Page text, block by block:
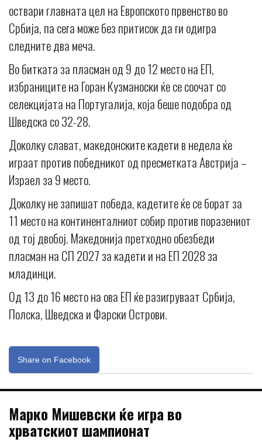
оствари главната цел на Европското првенство во
Србија, па сега може без притисок да ги одигра
следните два меча.
Во битката за пласман од 9 до 12 место на ЕП,
избраниците на Горан Кузманоски ќе се соочат со
селекцијата на Португалија, која беше подобра од
Шведска со 32-28.
Доколку слават, македонските кадети в недела ќе
играат против победникот од пресметката Австрија –
Израел за 9 место.
Доколку не запишат победа, кадетите ќе се борат за
11 место на континенталниот собир против поразениот
од тој двобој. Македонија претходно обезбеди
пласман на СП 2027 за кадети и на ЕП 2028 за
младинци.
Од 13 до 16 место на ова ЕП ќе разигруваат Србија,
Полска, Шведска и Фарски Острови.
Share on Facebook
Марко Мишевски ќе игра во
хрватскиот шампионат